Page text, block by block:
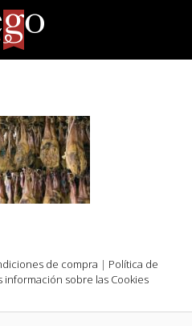
de compra | Política de
información sobre las Cookies